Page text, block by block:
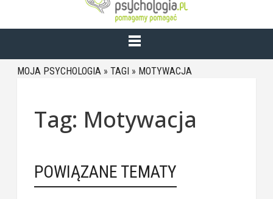
MOJA PSYCHOLOGIA » TAGI » MOTYWACJA
Tag: Motywacja
POWIĄZANE TEMATY